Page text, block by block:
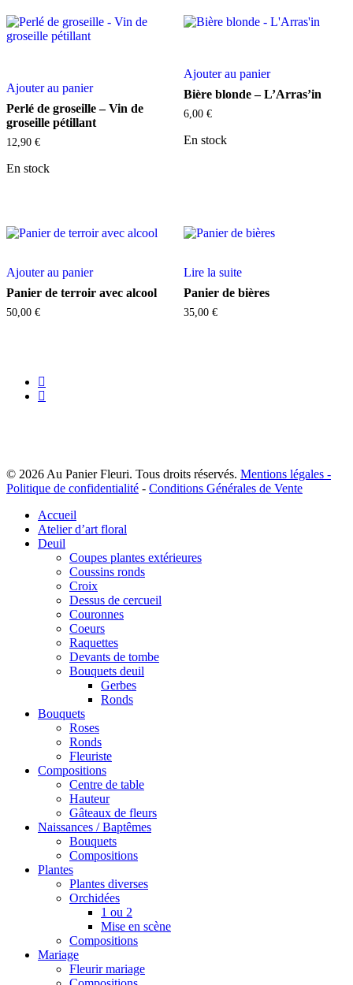
Ajouter au panier
Perlé de groseille – Vin de
groseille pétillant
12,90 €
En stock
Ajouter au panier
Bière blonde – L’Arras’in
6,00 €
En stock
Ajouter au panier
Panier de terroir avec alcool
50,00 €
Lire la suite
Panier de bières
35,00 €
facebook
instagram
© 2026 Au Panier Fleuri. Tous droits réservés. Mentions légales -
Politique de confidentialité - Conditions Générales de Vente
Close
Menu
Accueil
Atelier d’art floral
Deuil
Coupes plantes extérieures
Coussins ronds
Croix
Dessus de cercueil
Couronnes
Coeurs
Raquettes
Devants de tombe
Bouquets deuil
Gerbes
Ronds
Bouquets
Roses
Ronds
Fleuriste
Compositions
Centre de table
Hauteur
Gâteaux de fleurs
Naissances / Baptêmes
Bouquets
Compositions
Plantes
Plantes diverses
Orchidées
1 ou 2
Mise en scène
Compositions
Mariage
Fleurir mariage